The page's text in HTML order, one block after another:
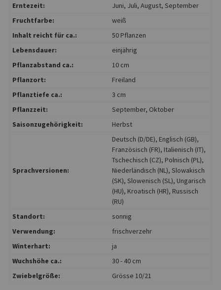
Erntezeit: Juni, Juli, August, September
Fruchtfarbe:
weiß
Inhalt reicht für ca.:
50 Pflanzen
Lebensdauer:
einjährig
Pflanzabstand ca.:
10 cm
Pflanzort:
Freiland
Pflanztiefe ca.:
3 cm
Pflanzzeit:
September, Oktober
Saisonzugehörigkeit:
Herbst
Sprachversionen:
Deutsch (D/DE), Englisch (GB),
Französisch (FR), Italienisch (IT),
Tschechisch (CZ), Polnisch (PL),
Niederländisch (NL), Slowakisch
(SK), Slowenisch (SL), Ungarisch
(HU), Kroatisch (HR), Russisch
(RU)
Standort:
sonnig
Verwendung:
frischverzehr
Winterhart:
ja
Wuchshöhe ca.:
30 - 40 cm
Zwiebelgröße:
Grösse 10/21